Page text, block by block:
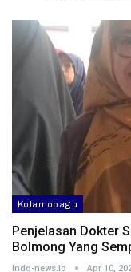
Kotamobagu
Penjelasan Dokter
Bolmong Yang
Indo-news.id Apr 10,